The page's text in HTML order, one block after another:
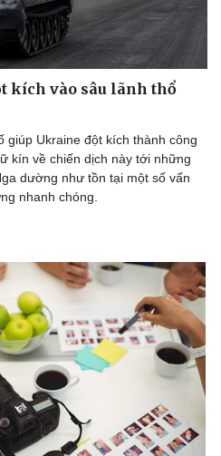
kích vào sâu lãnh thổ
giúp Ukraine đột kích thành công
kín về chiến dịch này tới những
dường như tồn tại một số vấn
nhanh chóng.